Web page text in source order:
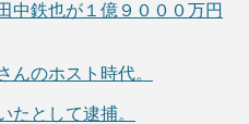
中鉄也が１億９０００万円
んのホスト時代。
たとして逮捕。